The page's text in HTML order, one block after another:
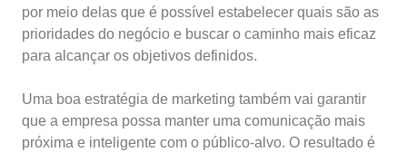
por meio delas que é possível estabelecer quais são as
prioridades do negócio e buscar o caminho mais eficaz
para alcançar os objetivos definidos.
Uma boa estratégia de marketing também vai garantir
que a empresa possa manter uma comunicação mais
próxima e inteligente com o público-alvo. O resultado é